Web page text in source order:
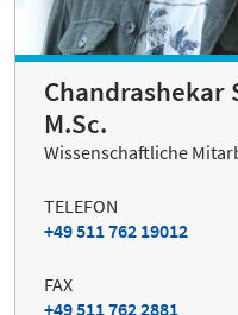
Chandrashekar
M.Sc.
Wissenschaftliche
TELEFON
+49 511 762 19012
FAX
+49 511 762 2881